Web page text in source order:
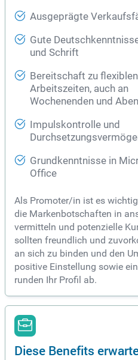
Ausgeprägte
Gute
und Schrift
Bereitschaft zu flexiblen
Arbeitszeiten, auch an
Wochenenden und
Impulskontrolle und
Grundkenntnisse in
Office
Als Promoter/in ist es
die Markenbotschaften in
vermitteln und potenzielle
sollten freundlich und
an sich zu binden und den
positive Einstellung sowie
runden Ihr Profil ab.
Diese Benefits